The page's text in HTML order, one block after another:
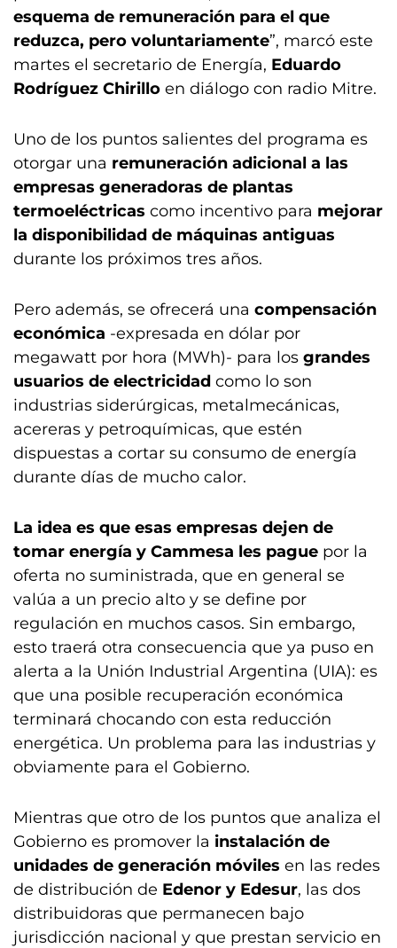
esquema de remuneración para el que
reduzca, pero voluntariamente”, marcó este
martes el secretario de Energía, Eduardo
Rodríguez Chirillo en diálogo con radio Mitre.
Uno de los puntos salientes del programa es
otorgar una remuneración adicional a las
empresas generadoras de plantas
termoeléctricas como incentivo para mejorar
la disponibilidad de máquinas antiguas
durante los próximos tres años.
Pero además, se ofrecerá una compensación
económica -expresada en dólar por
megawatt por hora (MWh)- para los grandes
usuarios de electricidad como lo son
industrias siderúrgicas, metalmecánicas,
acereras y petroquímicas, que estén
dispuestas a cortar su consumo de energía
durante días de mucho calor.
La idea es que esas empresas dejen de
tomar energía y Cammesa les pague por la
oferta no suministrada, que en general se
valúa a un precio alto y se define por
regulación en muchos casos. Sin embargo,
esto traerá otra consecuencia que ya puso en
alerta a la Unión Industrial Argentina (UIA): es
que una posible recuperación económica
terminará chocando con esta reducción
energética. Un problema para las industrias y
obviamente para el Gobierno.
Mientras que otro de los puntos que analiza el
Gobierno es promover la instalación de
unidades de generación móviles en las redes
de distribución de Edenor y Edesur, las dos
distribuidoras que permanecen bajo
jurisdicción nacional y que prestan servicio en